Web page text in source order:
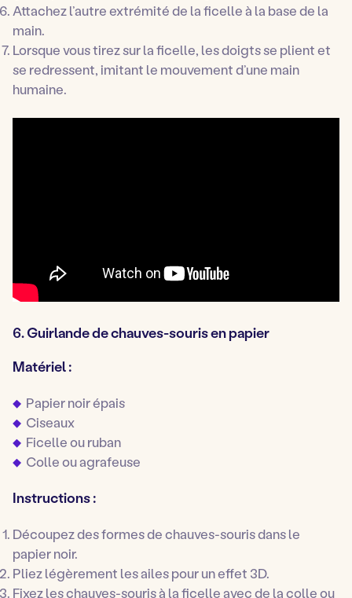
Attachez l’autre extrémité de la ficelle à la base de la
main.
Lorsque vous tirez sur la ficelle, les doigts se plient et
se redressent, imitant le mouvement d’une main
humaine.
6. Guirlande de chauves-souris en papier
Matériel :
Papier noir épais
Ciseaux
Ficelle ou ruban
Colle ou agrafeuse
Instructions :
Découpez des formes de chauves-souris dans le
papier noir.
Pliez légèrement les ailes pour un effet 3D.
Fixez les chauves-souris à la ficelle avec de la colle ou